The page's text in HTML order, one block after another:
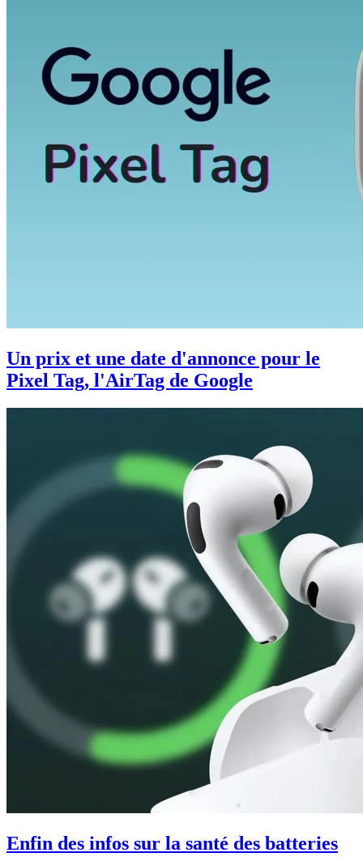
Un prix et une date d'annonce pour le
Pixel Tag, l'AirTag de Google
Enfin des infos sur la santé des batteries